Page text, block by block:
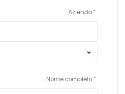
Azienda
Nome completo